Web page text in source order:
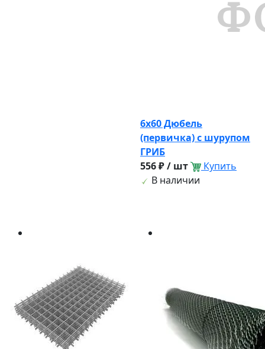
6х60 Дюбель
(первичка) с шурупом
ГРИБ
556 ₽ / шт
Купить
В наличии